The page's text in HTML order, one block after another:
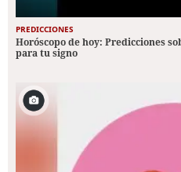
PREDICCIONES
Horóscopo de hoy: Predicciones
para tu signo